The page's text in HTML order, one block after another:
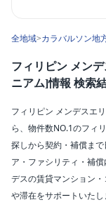
マカティ
タギッグ
ケソンシティ
ダパオ
セブシティ
カラバルソン
エリア
メンデス(19)
エリアの変更
全地域>カラバルソン地
フィリピン メン
ニアム]情報 検索
フィリピン メンデスエ
ら、物件数NO.1のフィ
探しから契約・補償ま
ア・ファシリティ・補
デスの賃貸マンション
や滞在をサポートいたし